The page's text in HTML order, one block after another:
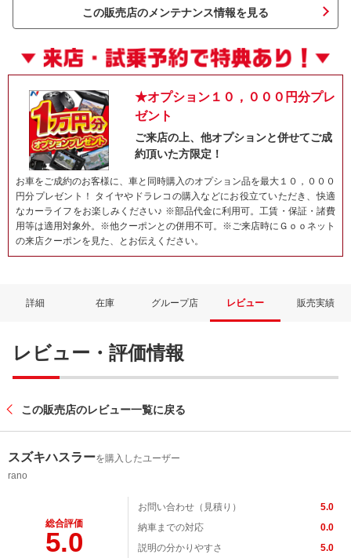
この販売店のメンテナンス情報を見る
★オプション１０，０００円分プレ
ゼント
ご来店の上、他オプションと併せてご成
約頂いた方限定！
お車をご成約のお客様に、車と同時購入のオプション品を最大１０，０００
円分プレゼント！ タイヤやドラレコの購入などにお役立ていただき、快適
なカーライフをお楽しみください♪ ※部品代金に利用可。工賃・保証・諸費
用等は適用対象外。※他クーポンとの併用不可。※ご来店時にＧｏｏネット
の来店クーポンを見た、とお伝えください。
詳細 在庫 グループ店 レビュー 販売実績
レビュー・評価情報
この販売店のレビュー一覧に戻る
スズキハスラーを購入したユーザー
rano
総合評価
5.0
お問い合わせ（見積り）
5.0
納車までの対応
0.0
説明の分かりやすさ
5.0